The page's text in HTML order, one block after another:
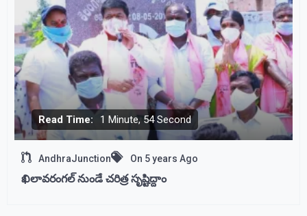
Read Time: 1 Minute, 54 Second
AndhraJunction On 5 years Ago
ఖిలావరంగల్ నుండే చరిత్ర సృష్టిద్దాం